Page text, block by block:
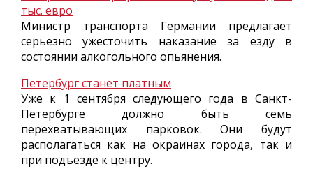
тыс. евро
Министр транспорта Германии предлагает
серьезно ужесточить наказание за езду в
состоянии алкогольного опьянения.
Петербург станет платным
Уже к 1 сентября следующего года в Санкт-
Петербурге должно быть семь
перехватывающих парковок. Они будут
располагаться как на окраинах города, так и
при подъезде к центру.